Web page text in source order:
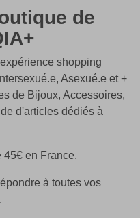
de
shopping
Asexué.e et +
de Bijoux, Accessoires,
d'articles dédiés à
45€ en France.
à toutes vos